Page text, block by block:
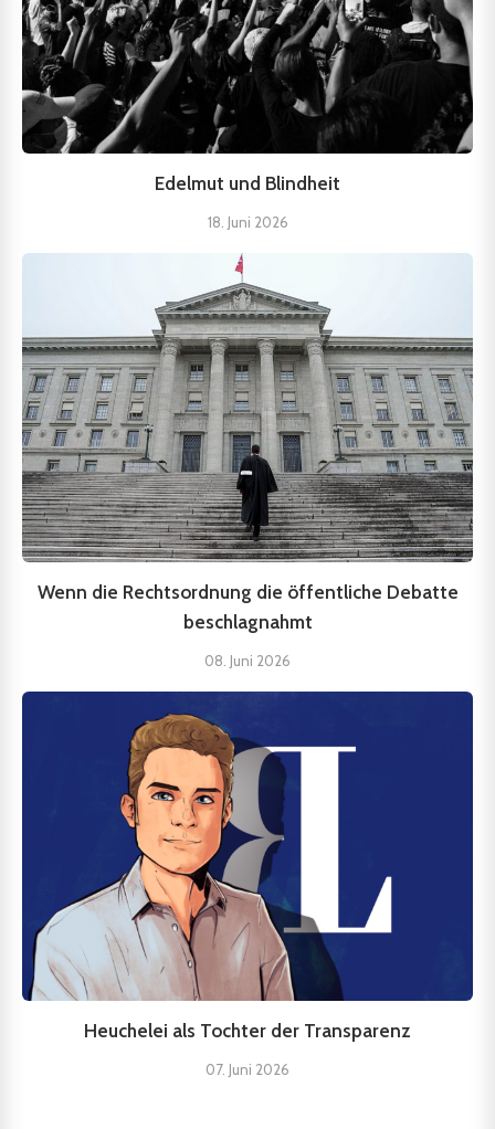
Edelmut und Blindheit
18. Juni 2026
Wenn die Rechtsordnung die öffentliche Debatte
beschlagnahmt
08. Juni 2026
Heuchelei als Tochter der Transparenz
07. Juni 2026